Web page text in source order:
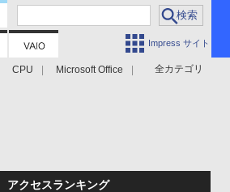
Impress サイト
全カテゴリ
CPU Microsoft Office
アクセスランキング